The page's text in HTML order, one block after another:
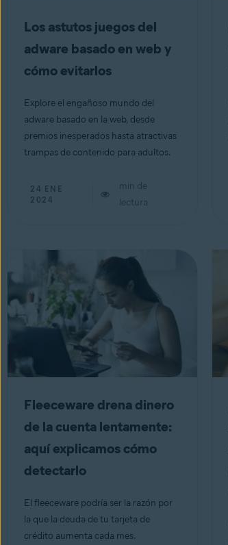
Los astutos juegos del
adware basado en web y
cómo evitarlos
Explore el engañoso mundo del
adware basado en la web, desde
premios inesperados hasta atractivas
trampas de contenido para adultos.
24 ENE
2024
min de
lectura
Fleeceware drena dinero
de la cuenta lentamente:
aquí explicamos cómo
detectarlo
El fleeceware podría ser la razón por
la que la deuda de tu tarjeta de
crédito aumenta cada mes.